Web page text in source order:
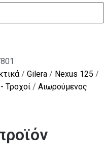
/ Gilera / Nexus 125 /
Τροχοί / Αιωρούμενος